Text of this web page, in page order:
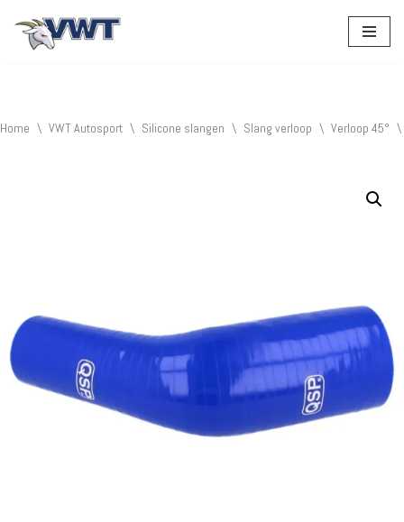
Home \ VWT Autosport \ Silicone slangen \ Slang verloop \ Verloop 45° \